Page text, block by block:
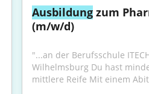
Ausbildung zum
(m/w/d)
"...an der Berufsschule
Wilhelmsburg Du hast
mittlere Reife Mit einem